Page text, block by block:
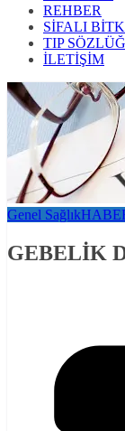
REHBER
SİFALI
TIP
İLETİŞİM
Genel Sağlık
GEBELİK